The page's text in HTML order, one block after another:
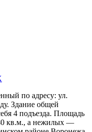
по адресу: ул.
Здание общей
4 подъезда. Площадь
кв.м., а нежилых —